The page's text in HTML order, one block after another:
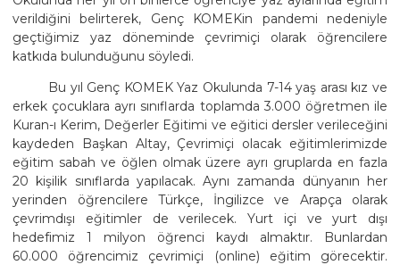
verildiğini belirterek, Genç KOMEKin pandemi nedeniyle
geçtiğimiz yaz döneminde çevrimiçi olarak öğrencilere
katkıda bulunduğunu söyledi.
Bu yıl Genç KOMEK Yaz Okulunda 7-14 yaş arası kız ve
erkek çocuklara ayrı sınıflarda toplamda 3.000 öğretmen ile
Kuran-ı Kerim, Değerler Eğitimi ve eğitici dersler verileceğini
kaydeden Başkan Altay, Çevrimiçi olacak eğitimlerimizde
eğitim sabah ve öğlen olmak üzere ayrı gruplarda en fazla
20 kişilik sınıflarda yapılacak. Aynı zamanda dünyanın her
yerinden öğrencilere Türkçe, İngilizce ve Arapça olarak
çevrimdışı eğitimler de verilecek. Yurt içi ve yurt dışı
hedefimiz 1 milyon öğrenci kaydı almaktır. Bunlardan
60.000 öğrencimiz çevrimiçi (online) eğitim görecektir.